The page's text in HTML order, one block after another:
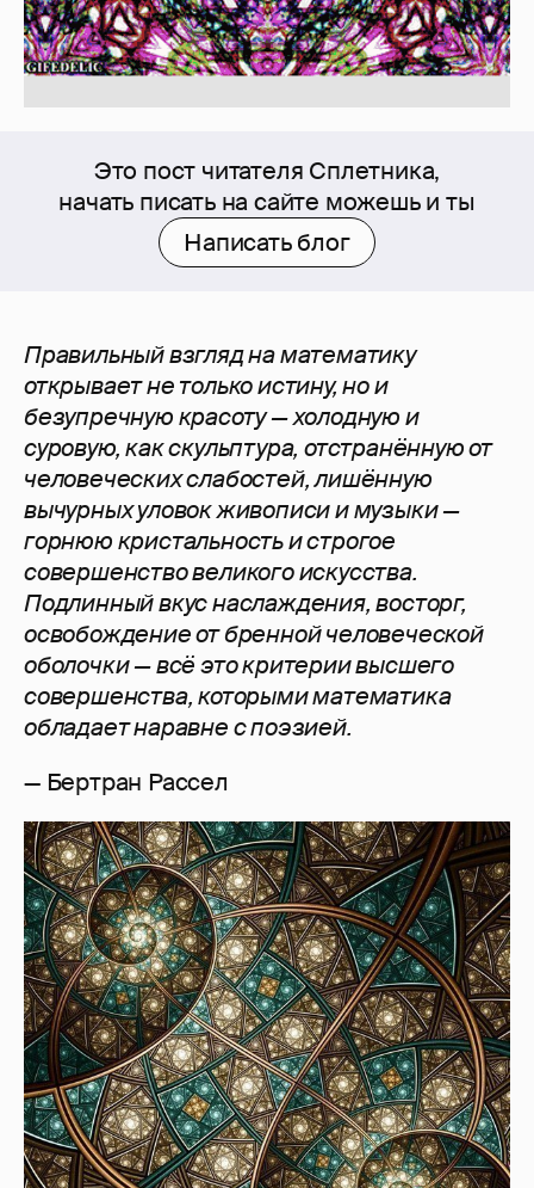
Это пост читателя Сплетника,
начать писать на сайте можешь и ты
Написать блог
Правильный взгляд на математику
открывает не только истину, но и
безупречную красоту — холодную и
суровую, как скульптура, отстранённую от
человеческих слабостей, лишённую
вычурных уловок живописи и музыки —
горнюю кристальность и строгое
совершенство великого искусства.
Подлинный вкус наслаждения, восторг,
освобождение от бренной человеческой
оболочки — всё это критерии высшего
совершенства, которыми математика
обладает наравне с поэзией.
— Бертран Рассел